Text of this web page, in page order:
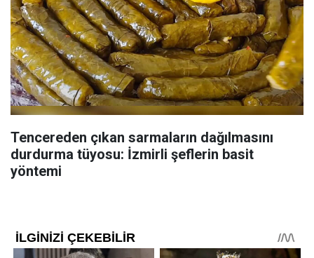
Tencereden çıkan sarmaların dağılmasını
durdurma tüyosu: İzmirli şeflerin basit
yöntemi